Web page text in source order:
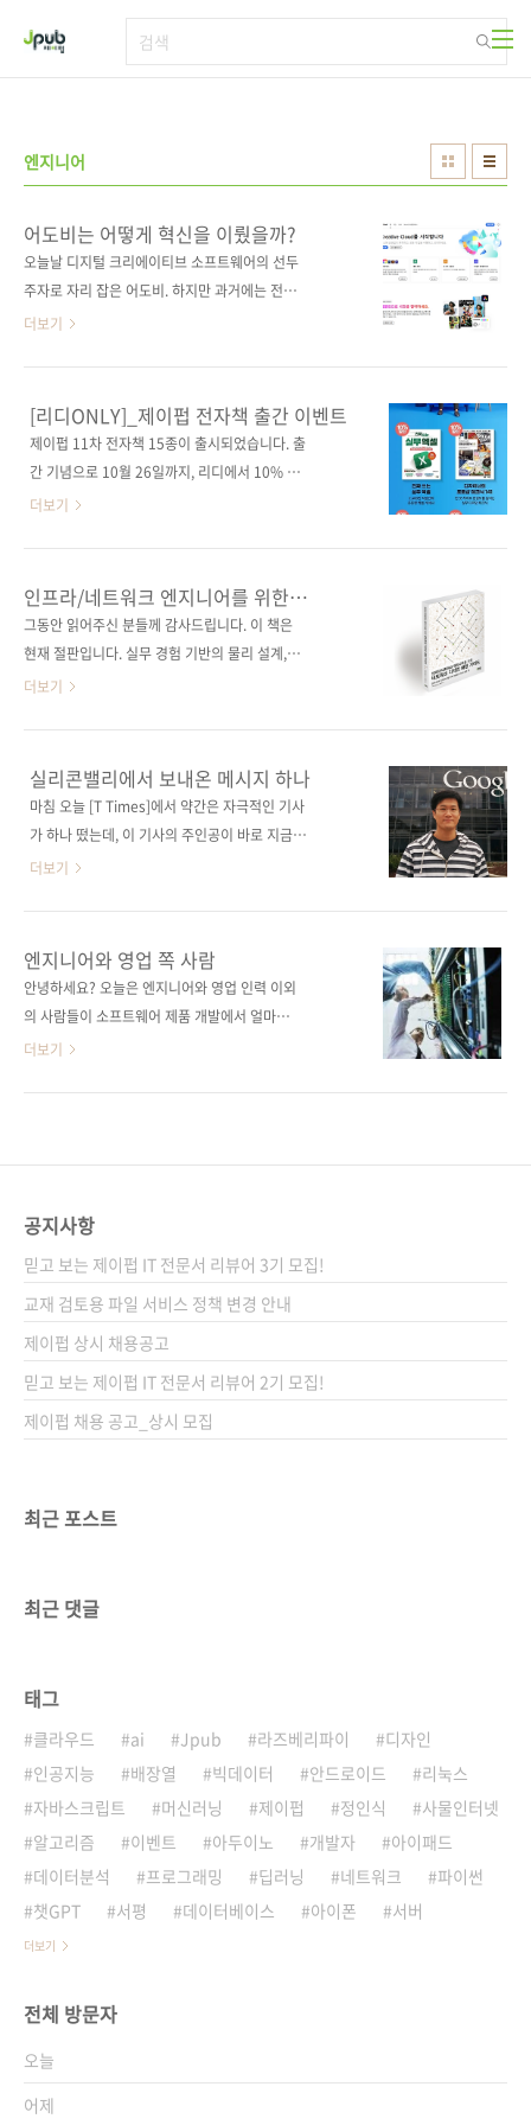
엔지니어
어도비는 어떻게 혁신을 이뤘을까?
오늘날 디지털 크리에이티브 소프트웨어의 선두
주자로 자리 잡은 어도비. 하지만 과거에는 전통
적인 소프트웨어 판매 모델에 갇혀 점점 더 경쟁
끼지 못했고, 시장은 급격히 변하면서 클라우드
와 구독 모델이 주목받기 시작했습니다. 어도비
는 이 변화 속에서 생존은 물론, 미래를 위한 혁
전환한다는 대담한 결단을 내렸습니다. 《트랜
스폼드》는 어도비의 크리에이티브 클라우드 전
어 판매 방식에서 벗어나 구독 기반 모델로의 전
환을 위해 어도비는 내부적으로 얼마나 큰 변화
를 수용해야 했는지, 경영진과 팀 간의 협업이 어
떻게 이루어졌는지, 고객 데이터..
더보기
[리디ONLY]_제이펍 전자책 출간 이벤트
제이펍 11차 전자책 15종이 출시되었습니다. 출
간 기념으로 10월 26일까지, 리디에서 10% 할
인 이벤트 진행합니다. 제이펍의 베스트셀러
《그림으로 공부하는 마이크로 서비스 구조》
등 15종의 신규 전자책(PDF 기반)을 만나보실
수 있습니다. 아래에서 저희 제이펍이 펴낸 전자
낸 전자책 모음 바로가기(1차~11차) 📱제이펍
이 펴낸 전자책 모음 [오직 리디에서만 10% 추
https://ridibooks.com/event/45364
[EVENT] 제이펍 e-book 11차 런칭 브랜드전
오직 리디에서만 10% 추가 할인 제이펍 e-
book 1..
더보기
인프라/네트워크 엔지니어를 위한
네트워크 디자인 패턴 가이드
그동안 읽어주신 분들께 감사드립니다. 이 책은
현재 절판입니다. 실무 경험 기반의 물리 설계,
논리 설계, 운용 관리의 모든 것!엔지니어가 꼭
ラ/ ネットワークエンジニアのためのネッ
トワーク・デザインパターン(원서 ISBN:
9784797382846)저자명 미야타 히로시역자명
시리즈 (없음)판 형 46배판 변형(188*245*22)
제 본 무선(soft cover)정 가 30,000원ISBN
네트워크 / 디자인 / 패턴 / 고가용성 / 운용 관리
/ 설계 / LAN / VLAN / 서버 / 회선분야 네트
워..
더보기
실리콘밸리에서 보내온 메시지 하나
마침 오늘 [T Times]에서 약간은 자극적인 기사
가 하나 떴는데, 이 기사의 주인공이 바로 지금
소개하려는 책의 주인공과 동일 인물입니다. 아
자료 1페이지 제목이 자극적이군요. "고등학교
직업반 출신이 구글 엔진니어로"이니 말입니다.
고등학교 직업반에서 구글 엔지니어로 입사할
지 않은 길이죠. 그렇지만 그 길을 간 분이 있으
니 '희망을 갖고 정진하라'라는 뜻의 기사인 것
고 4개..
더보기
엔지니어와 영업 쪽 사람
안녕하세요? 오늘은 엔지니어와 영업 인력 이외
의 사람들이 소프트웨어 제품 개발에서 얼마나
큰 비중을 차지하는지 단적으로 알려주는 내용
주소:
and-sales-people/ 원문 게시일: 2010년 9월
29일 저자: Marty Cagan 작성자: 배장열
더보기
공지사항
믿고 보는 제이펍 IT 전문서 리뷰어 3기 모집!
교재 검토용 파일 서비스 정책 변경 안내
제이펍 상시 채용공고
믿고 보는 제이펍 IT 전문서 리뷰어 2기 모집!
제이펍 채용 공고_상시 모집
최근 포스트
최근 댓글
태그
클라우드 ai Jpub 라즈베리파이
디자인
인공지능
배장열 빅데이터 안드로이드
리눅스
자바스크립트
머신러닝 제이펍 정인식
사물인터넷
알고리즘
이벤트 아두이노 개발자
아이패드
데이터분석
프로그래밍 딥러닝 네트워크
파이썬
챗GPT
서평 데이터베이스 아이폰 서버
더보기
전체 방문자
오늘
어제